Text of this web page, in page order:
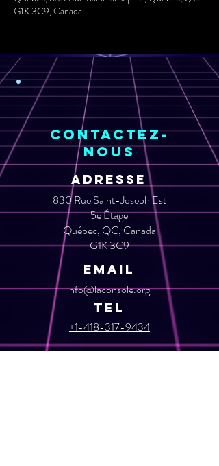
G1K 3C9, Canada
Contactez-
nous
ADRESSE
830 Rue Saint-Joseph Est
5e Étage
Québec, QC, Canada
G1K 3C9
Email
info@laconsole.org​
+1-418-317-9434
TEL